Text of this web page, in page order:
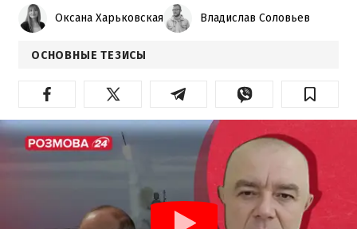
Оксана Харьковская Владислав Соловьев
ОСНОВНЫЕ ТЕЗИСЫ